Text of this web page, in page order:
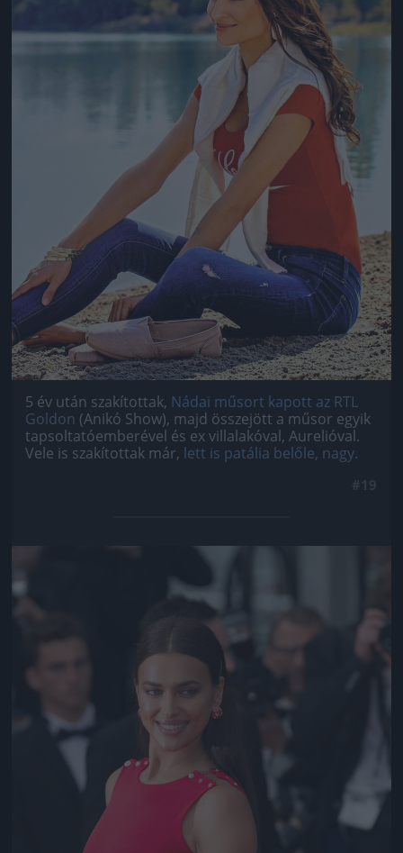
5 év után szakítottak, Nádai műsort kapott az RTL
Goldon (Anikó Show), majd összejött a műsor egyik
tapsoltatóemberével és ex villalakóval, Aurelióval.
Vele is szakítottak már, lett is patália belőle, nagy.